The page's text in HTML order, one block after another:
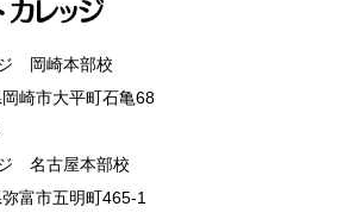
ジ 岡崎本部校
崎市大平町石亀68
名古屋本部校
富市五明町465-1